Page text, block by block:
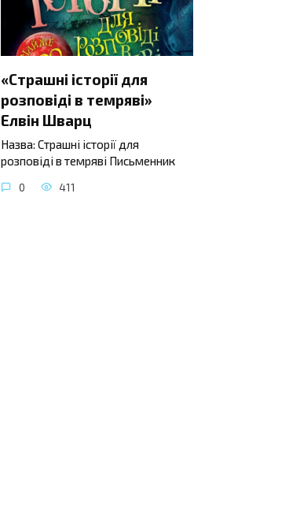
«Страшні історії для
розповіді в темряві»
Елвін Шварц
Назва: Страшні історії для
розповіді в темряві Письменник
0 411